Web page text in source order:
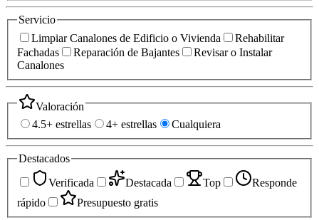
Servicio
Limpiar Canalones de Edificio o Vivienda
Rehabilitar
Fachadas
Reparación de Bajantes
Revisar o Instalar
Canalones
Valoración
4.5+ estrellas
4+ estrellas Cualquiera
Destacados
Verificada
Destacada Top
Responde
rápido
Presupuesto gratis